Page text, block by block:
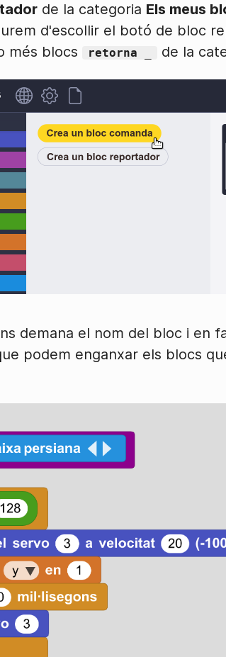
de la categoria Els meus
d'escollir el botó de bloc
més blocs
retorna _ de la
demana el nom del bloc i en
podem enganxar els blocs